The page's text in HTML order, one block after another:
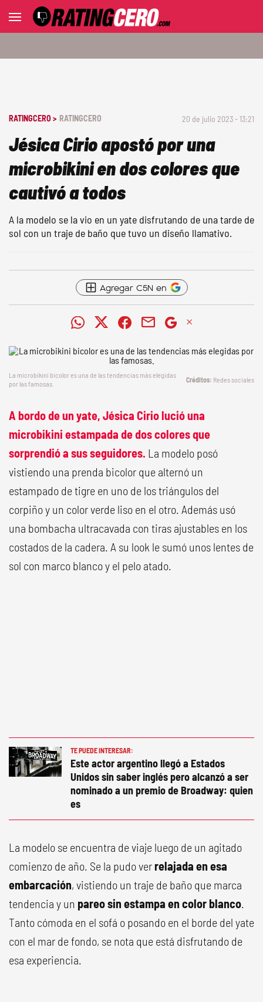
RATINGCERO > RATINGCERO 20 de julio 2023 - 13:21
Jésica Cirio apostó por una
microbikini en dos colores que
cautivó a todos
A la modelo se la vio en un yate disfrutando de una tarde de
sol con un traje de baño que tuvo un diseño llamativo.
Agregar C5N en
La microbikini bicolor es una de las tendencias más elegidas
por las famosas.
Redes sociales
A bordo de un yate, Jésica Cirio lució una
microbikini estampada de dos colores que
sorprendió a sus seguidores. La modelo posó
vistiendo una prenda bicolor que alternó un
estampado de tigre en uno de los triángulos del
corpiño y un color verde liso en el otro. Además usó
una bombacha ultracavada con tiras ajustables en los
costados de la cadera. A su look le sumó unos lentes de
sol con marco blanco y el pelo atado.
TE PUEDE INTERESAR:
Este actor argentino llegó a Estados
Unidos sin saber inglés pero alcanzó a ser
nominado a un premio de Broadway: quien
es
La modelo se encuentra de viaje luego de un agitado
comienzo de año. Se la pudo ver relajada en esa
embarcación, vistiendo un traje de baño que marca
tendencia y un pareo sin estampa en color blanco.
Tanto cómoda en el sofá o posando en el borde del yate
con el mar de fondo, se nota que está disfrutando de
esa experiencia.